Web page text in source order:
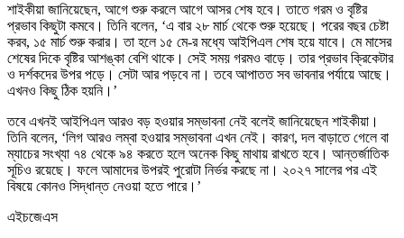
শাইকীয়া জানিয়েছেন, আগে শুরু করলে আগে আসর শেষ হবে। তাতে গরম ও বৃষ্টির
প্রভাব কিছুটা কমবে। তিনি বলেন, ‘এ বার ২৮ মার্চ থেকে শুরু হয়েছে। পরের বছর চেষ্টা
করব, ১৫ মার্চ শুরু করার। তা হলে ১৫ মে-র মধ্যে আইপিএল শেষ হয়ে যাবে। মে মাসের
শেষের দিকে বৃষ্টির আশঙ্কা বেশি থাকে। সেই সময় গরমও বাড়ে। তার প্রভাব ক্রিকেটার
ও দর্শকদের উপর পড়ে। সেটা আর পড়বে না। তবে আপাতত সব ভাবনার পর্যায়ে আছে।
এখনও কিছু ঠিক হয়নি।’
তবে এখনই আইপিএল আরও বড় হওয়ার সম্ভাবনা নেই বলেই জানিয়েছেন শাইকীয়া।
তিনি বলেন, ‘লিগ আরও লম্বা হওয়ার সম্ভাবনা এখন নেই। কারণ, দল বাড়াতে গেলে বা
ম্যাচের সংখ্যা ৭৪ থেকে ৯৪ করতে হলে অনেক কিছু মাথায় রাখতে হবে। আন্তর্জাতিক
সূচিও রয়েছে। ফলে আমাদের উপরই পুরোটা নির্ভর করছে না। ২০২৭ সালের পর এই
বিষয়ে কোনও সিদ্ধান্ত নেওয়া হতে পারে।’
এইচজেএস